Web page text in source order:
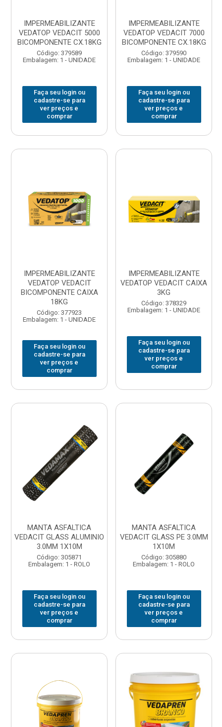
IMPERMEABILIZANTE
VEDATOP VEDACIT 5000
BICOMPONENTE CX.18KG
Código: 379589
Embalagem: 1 - UNIDADE
Faça seu login ou
cadastre-se para
ver preços e
comprar
IMPERMEABILIZANTE
VEDATOP VEDACIT 7000
BICOMPONENTE CX.18KG
Código: 379590
Embalagem: 1 - UNIDADE
Faça seu login ou
cadastre-se para
ver preços e
comprar
IMPERMEABILIZANTE
VEDATOP VEDACIT
BICOMPONENTE CAIXA
18KG
Código: 377923
Embalagem: 1 - UNIDADE
Faça seu login ou
cadastre-se para
ver preços e
comprar
IMPERMEABILIZANTE
VEDATOP VEDACIT CAIXA
3KG
Código: 378329
Embalagem: 1 - UNIDADE
Faça seu login ou
cadastre-se para
ver preços e
comprar
MANTA ASFALTICA
VEDACIT GLASS ALUMINIO
3.0MM 1X10M
Código: 305871
Embalagem: 1 - ROLO
Faça seu login ou
cadastre-se para
ver preços e
comprar
MANTA ASFALTICA
VEDACIT GLASS PE 3.0MM
1X10M
Código: 305880
Embalagem: 1 - ROLO
Faça seu login ou
cadastre-se para
ver preços e
comprar